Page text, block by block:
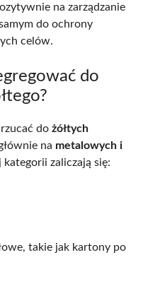
na zarządzanie
do ochrony
celów.
do
do żółtych
na metalowych i
kategorii zaliczają się:
takie jak kartony po